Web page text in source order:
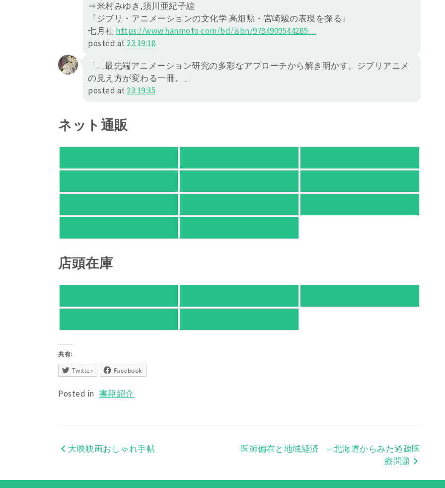
⇒米村みゆき,須川亜紀子編
『ジブリ・アニメーションの文化学 高畑勲・宮崎駿の表現を探る』
七月社 https://www.hanmoto.com/bd/isbn/9784909544285…
posted at 23:19:18
「…最先端アニメーション研究の多彩なアプローチから解き明かす。ジブリアニメ
の見え方が変わる一冊。」
posted at 23:19:35
ネット通販
店頭在庫
共有:
Twitter Facebook
Posted in 書籍紹介
投大映映画おしゃれ手帖
医師偏在と地域経済 ─北海道からみた過疎医
療問題